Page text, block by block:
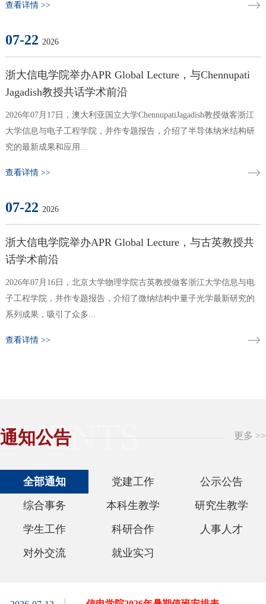
第八期新通信科学家沙龙在杭州举办
龙以“通智共生 双向赋能”为主题，聚焦AI通信融...
查看详情 >>
07-22 2026
浙大信电学院举办APR Global Lecture，与Chennupati
Jagadish教授共话学术前沿
2026年07月17日，澳大利亚国立大学ChennupatiJagadish教授做客浙江
大学信息与电子工程学院，并作专题报告，介绍了半导体纳米结构研
究的最新成果和应用...
查看详情 >>
07-22 2026
浙大信电学院举办APR Global Lecture，与古英教授共
话学术前沿
2026年07月16日，北京大学物理学院古英教授做客浙江大学信息与电
子工程学院，并作专题报告，介绍了微纳结构中量子光学最新研究的
系列成果，吸引了众多...
查看详情 >>
通知公告
全部通知
更多 >>
党建工作
公示公告
综合事务
本科生教学
研究生教学
学生工作
科研合作
人事人才
对外交流
就业实习